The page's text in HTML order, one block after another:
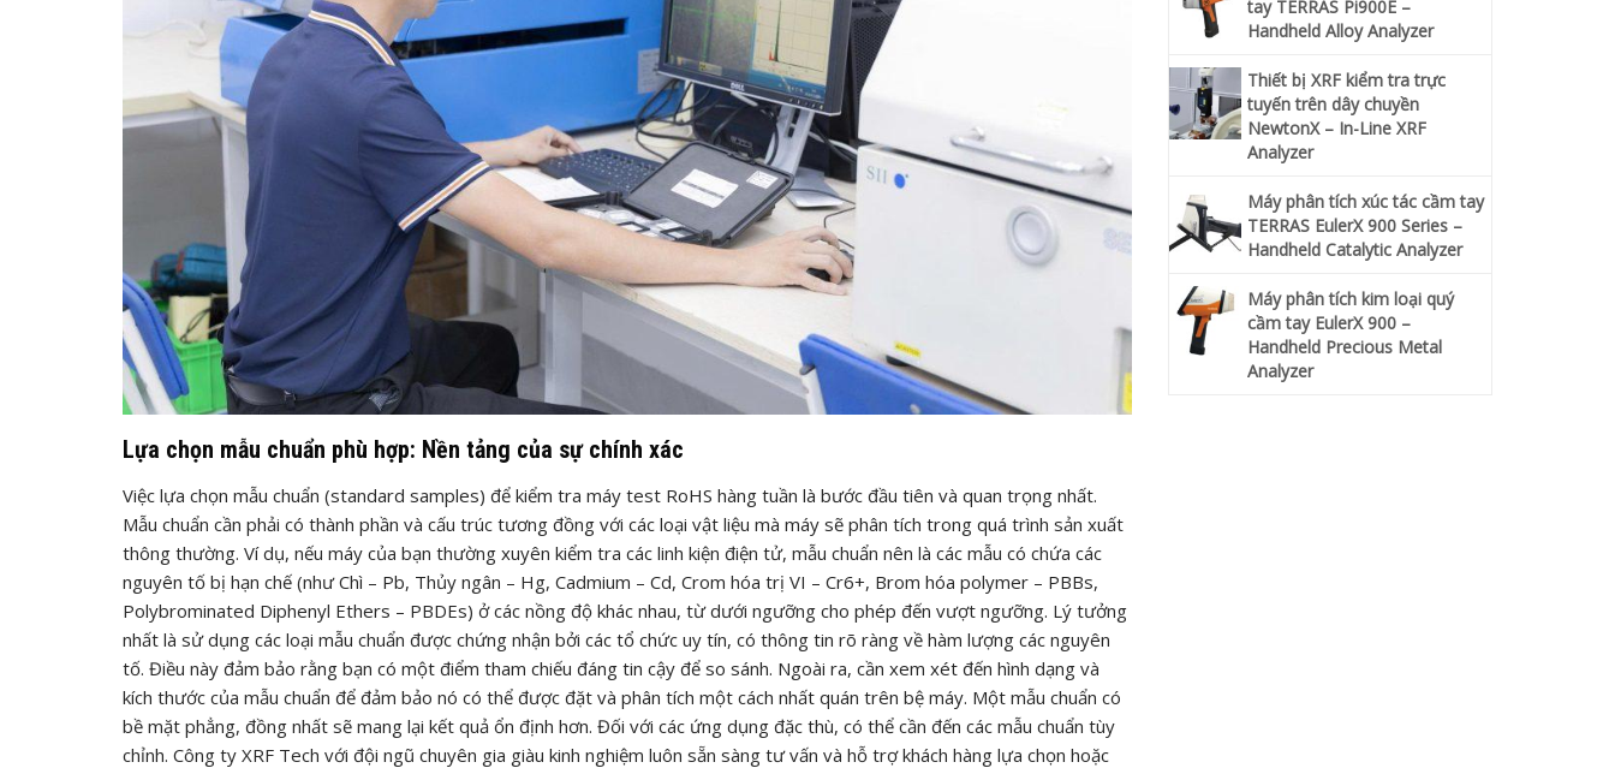
Lựa chọn mẫu chuẩn phù hợp: Nền tảng của sự chính xác
Việc lựa chọn mẫu chuẩn (standard samples) để kiểm tra máy test RoHS hàng tuần là bước đầu tiên và quan trọng nhất.
Mẫu chuẩn cần phải có thành phần và cấu trúc tương đồng với các loại vật liệu mà máy sẽ phân tích trong quá trình sản xuất
thông thường. Ví dụ, nếu máy của bạn thường xuyên kiểm tra các linh kiện điện tử, mẫu chuẩn nên là các mẫu có chứa các
nguyên tố bị hạn chế (như Chì – Pb, Thủy ngân – Hg, Cadmium – Cd, Crom hóa trị VI – Cr6+, Brom hóa polymer – PBBs,
Polybrominated Diphenyl Ethers – PBDEs) ở các nồng độ khác nhau, từ dưới ngưỡng cho phép đến vượt ngưỡng. Lý tưởng
nhất là sử dụng các loại mẫu chuẩn được chứng nhận bởi các tổ chức uy tín, có thông tin rõ ràng về hàm lượng các nguyên
tố. Điều này đảm bảo rằng bạn có một điểm tham chiếu đáng tin cậy để so sánh. Ngoài ra, cần xem xét đến hình dạng và
kích thước của mẫu chuẩn để đảm bảo nó có thể được đặt và phân tích một cách nhất quán trên bệ máy. Một mẫu chuẩn có
bề mặt phẳng, đồng nhất sẽ mang lại kết quả ổn định hơn. Đối với các ứng dụng đặc thù, có thể cần đến các mẫu chuẩn tùy
chỉnh. Công ty XRF Tech với đội ngũ chuyên gia giàu kinh nghiệm luôn sẵn sàng tư vấn và hỗ trợ khách hàng lựa chọn hoặc
tay TERRAS Pi900E –
Handheld Alloy Analyzer
Thiết bị XRF kiểm tra trực
tuyến trên dây chuyền
NewtonX – In-Line XRF
Analyzer
Máy phân tích xúc tác cầm tay
TERRAS EulerX 900 Series –
Handheld Catalytic Analyzer
Máy phân tích kim loại quý
cầm tay EulerX 900 –
Handheld Precious Metal
Analyzer